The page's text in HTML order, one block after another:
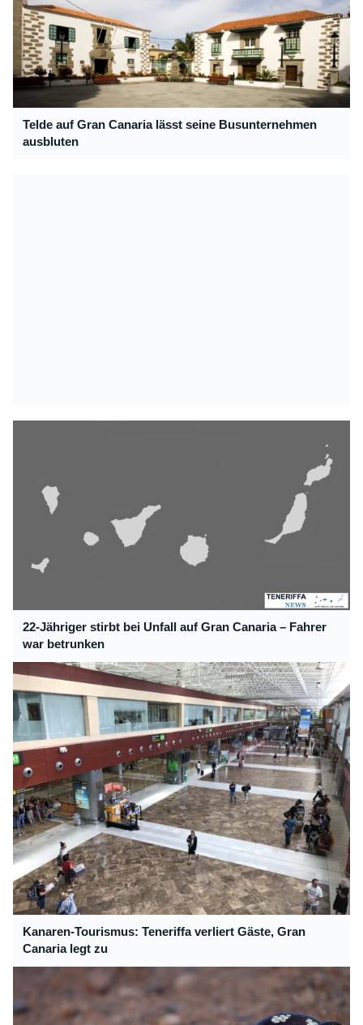
Telde auf Gran Canaria lässt seine Busunternehmen
ausbluten
22-Jähriger stirbt bei Unfall auf Gran Canaria – Fahrer
war betrunken
Kanaren-Tourismus: Teneriffa verliert Gäste, Gran
Canaria legt zu